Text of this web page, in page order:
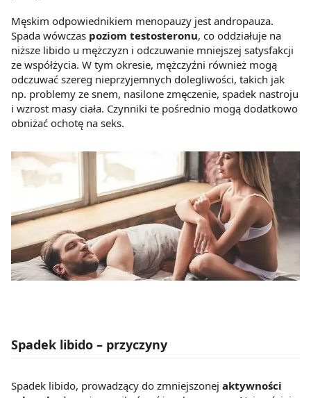
Męskim odpowiednikiem menopauzy jest andropauza.
Spada wówczas poziom testosteronu, co oddziałuje na
niższe libido u mężczyzn i odczuwanie mniejszej satysfakcji
ze współżycia. W tym okresie, mężczyźni również mogą
odczuwać szereg nieprzyjemnych dolegliwości, takich jak
np. problemy ze snem, nasilone zmęczenie, spadek nastroju
i wzrost masy ciała. Czynniki te pośrednio mogą dodatkowo
obniżać ochotę na seks.
Spadek libido – przyczyny
Spadek libido, prowadzący do zmniejszonej aktywności